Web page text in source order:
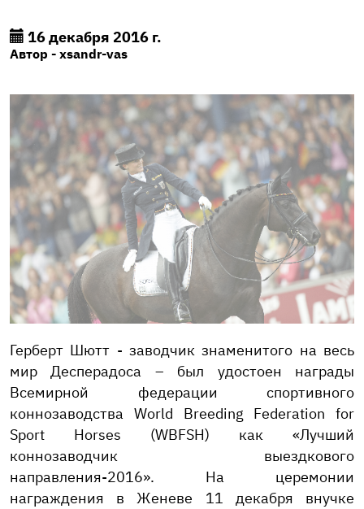
16 декабря 2016 г.
Автор - xsandr-vas
Герберт Шютт - заводчик знаменитого на весь
мир Десперадоса – был удостоен награды
Всемирной федерации спортивного
коннозаводства World Breeding Federation for
Sport Horses (WBFSH) как «Лучший
коннозаводчик выездкового
направления-2016». На церемонии
награждения в Женеве 11 декабря внучке